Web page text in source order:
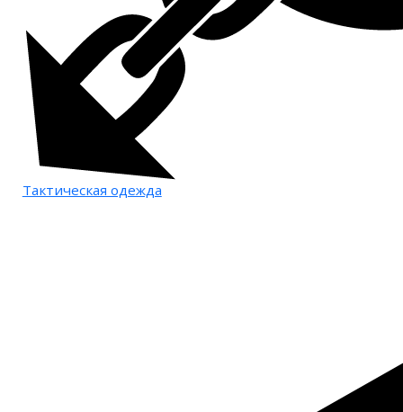
Тактическая одежда